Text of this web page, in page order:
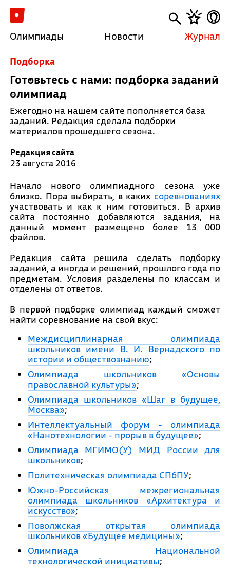
Олимпиады Новости Журнал
Подборка
Готовьтесь с нами: подборка заданий
олимпиад
Ежегодно на нашем сайте пополняется база
заданий. Редакция сделала подборки
материалов прошедшего сезона.
Редакция сайта
23 августа 2016
Начало нового олимпиадного сезона уже
близко. Пора выбирать, в каких соревнованиях
участвовать и как к ним готовиться. В архив
сайта постоянно добавляются задания, на
данный момент размещено более 13 000
файлов.
Редакция сайта решила сделать подборку
заданий, а иногда и решений, прошлого года по
предметам. Условия разделены по классам и
отделены от ответов.
В первой подборке олимпиад каждый сможет
найти соревнование на свой вкус:
Междисциплинарная олимпиада
школьников имени В. И. Вернадского по
истории и обществознанию;
Олимпиада школьников «Основы
православной культуры»;
Олимпиада школьников «Шаг в будущее,
Москва»;
Интеллектуальный форум - олимпиада
«Нанотехнологии - прорыв в будущее»;
Олимпиада МГИМО(У) МИД России для
школьников;
Политехническая олимпиада СПбПУ;
Южно-Российская межрегиональная
олимпиада школьников «Архитектура и
искусство»;
Поволжская открытая олимпиада
школьников «Будущее медицины»;
Олимпиада Национальной
технологической инициативы;